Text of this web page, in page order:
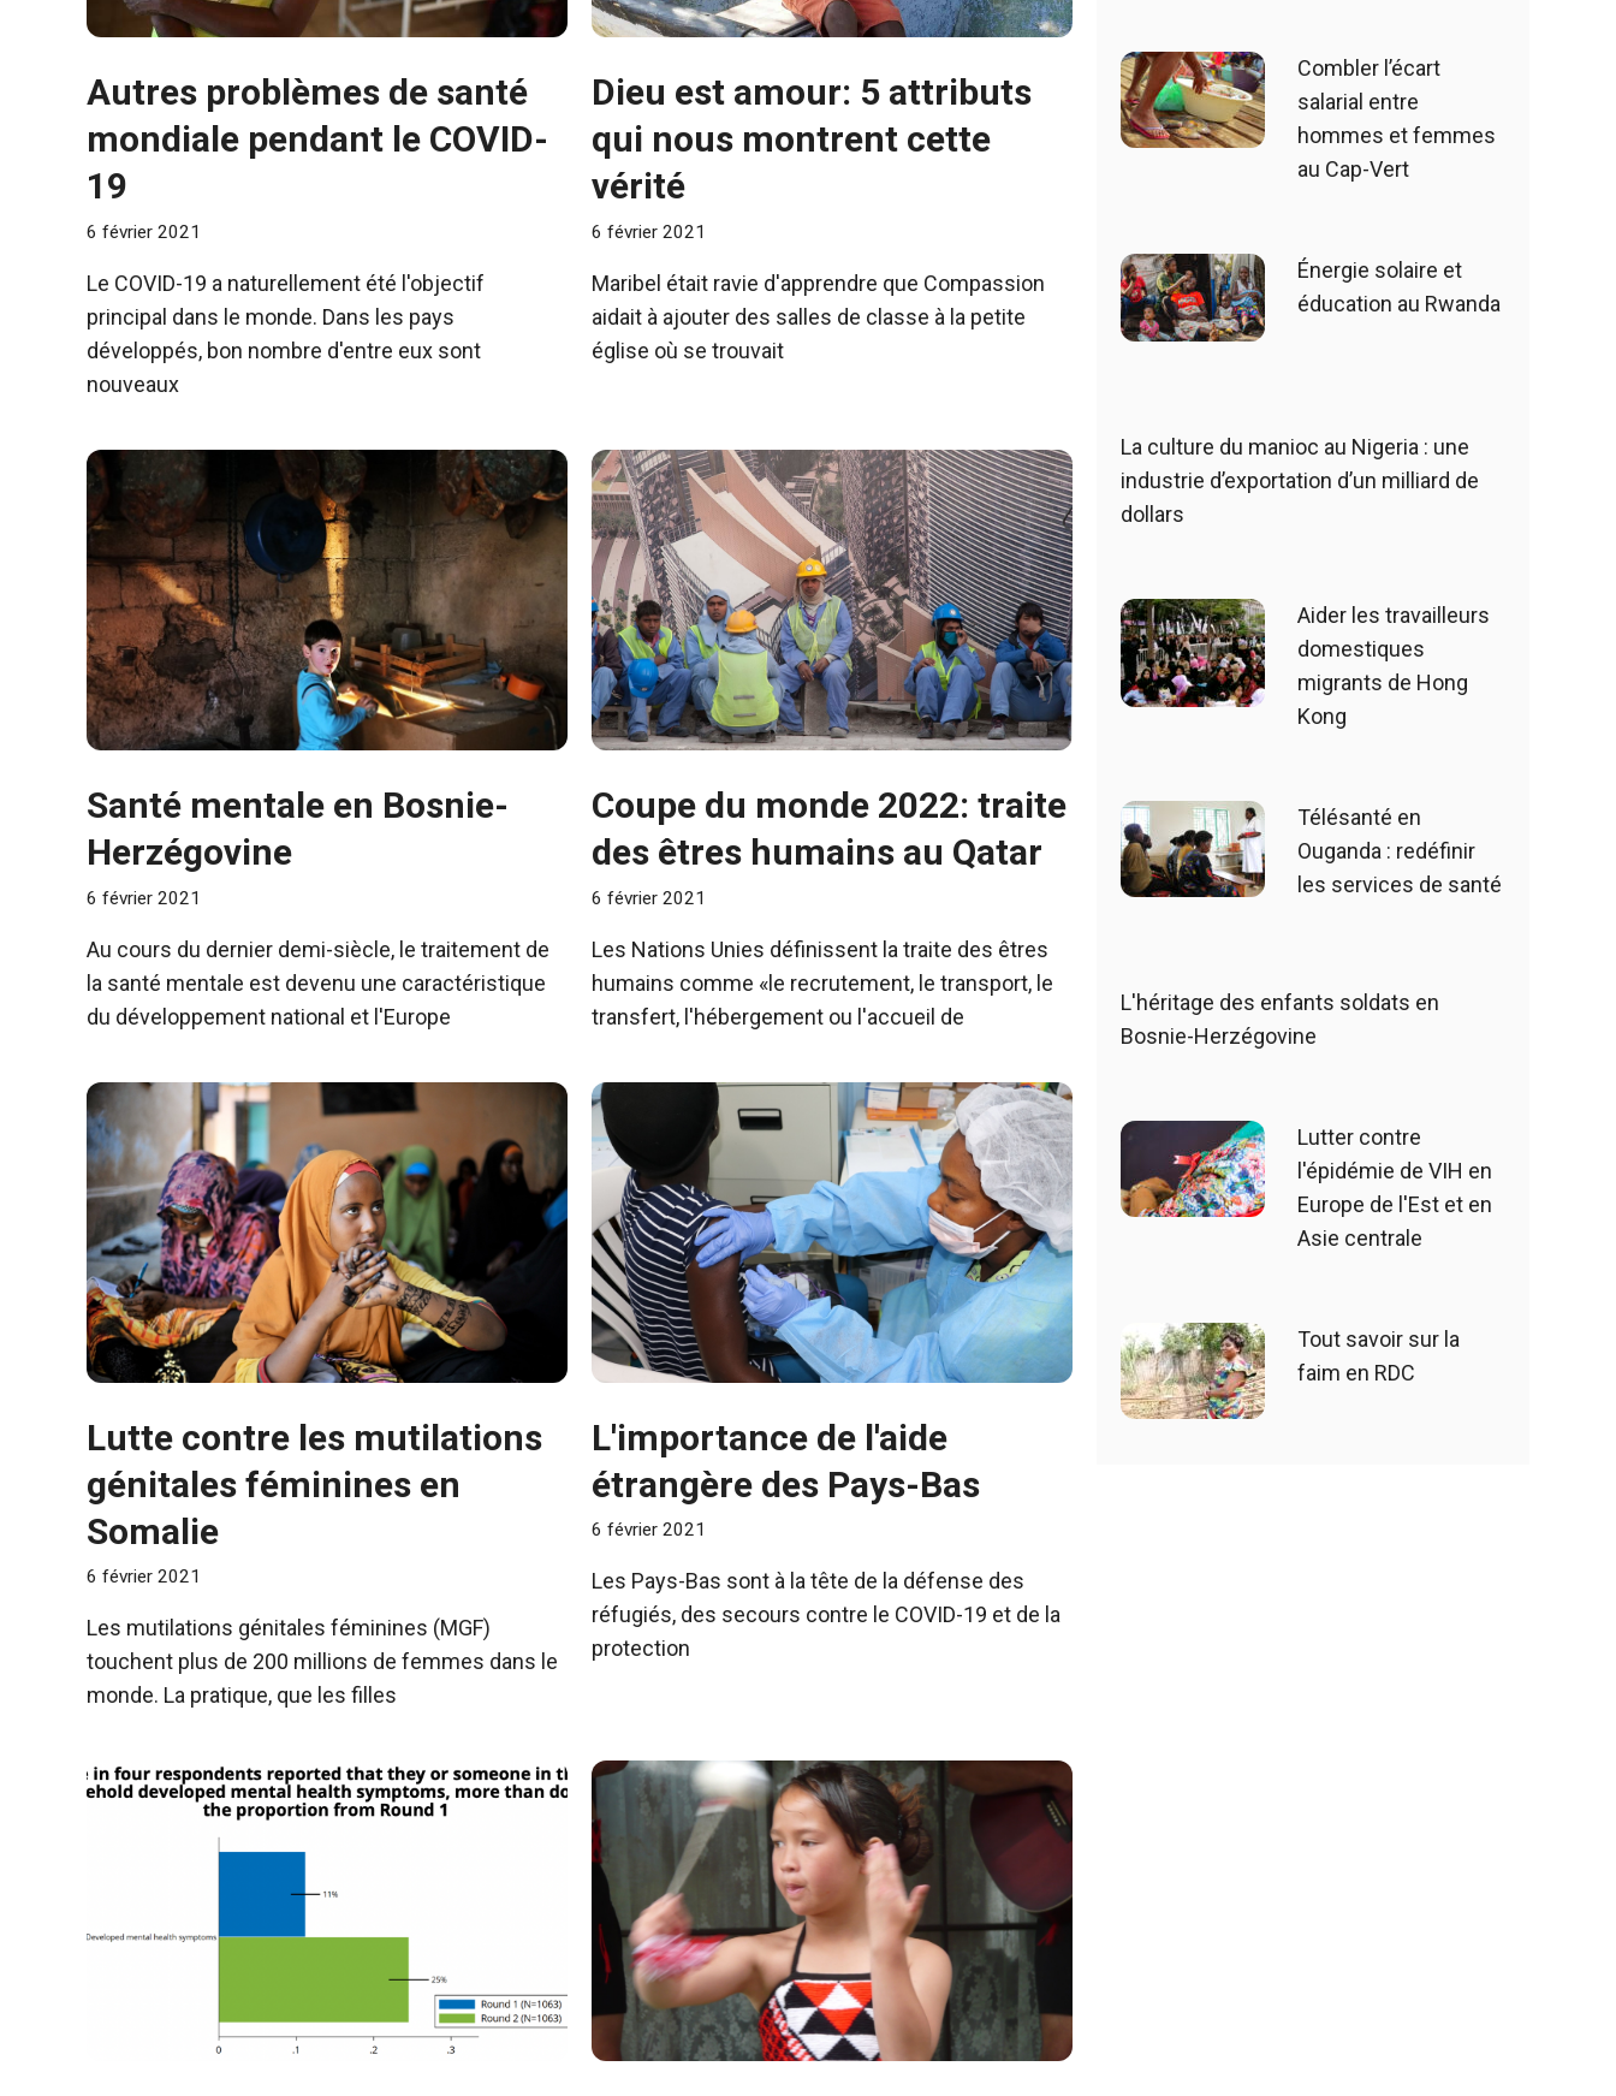
Autres problèmes de santé
mondiale pendant le COVID-
19
6 février 2021
Le COVID-19 a naturellement été l'objectif
principal dans le monde. Dans les pays
développés, bon nombre d'entre eux sont
nouveaux
Dieu est amour: 5 attributs
qui nous montrent cette
vérité
6 février 2021
Maribel était ravie d'apprendre que Compassion
aidait à ajouter des salles de classe à la petite
église où se trouvait
Santé mentale en Bosnie-
Herzégovine
6 février 2021
Au cours du dernier demi-siècle, le traitement de
la santé mentale est devenu une caractéristique
du développement national et l'Europe
Coupe du monde 2022: traite
des êtres humains au Qatar
6 février 2021
Les Nations Unies définissent la traite des êtres
humains comme «le recrutement, le transport, le
transfert, l'hébergement ou l'accueil de
Lutte contre les mutilations
génitales féminines en
Somalie
6 février 2021
Les mutilations génitales féminines (MGF)
touchent plus de 200 millions de femmes dans le
monde. La pratique, que les filles
L'importance de l'aide
étrangère des Pays-Bas
6 février 2021
Les Pays-Bas sont à la tête de la défense des
réfugiés, des secours contre le COVID-19 et de la
protection
Combler l’écart
salarial entre
hommes et femmes
au Cap-Vert
Énergie solaire et
éducation au Rwanda
La culture du manioc au Nigeria : une
industrie d’exportation d’un milliard de
dollars
Aider les travailleurs
domestiques
migrants de Hong
Kong
Télésanté en
Ouganda : redéfinir
les services de santé
L'héritage des enfants soldats en
Bosnie-Herzégovine
Lutter contre
l'épidémie de VIH en
Europe de l'Est et en
Asie centrale
Tout savoir sur la
faim en RDC